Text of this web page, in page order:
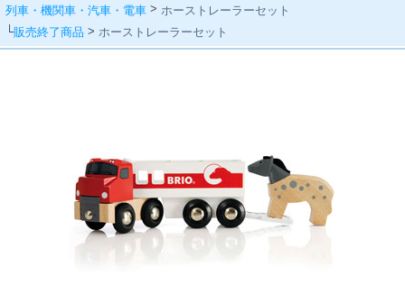
列車・機関車・汽車・電車 > ホーストレーラーセット
└販売終了商品 > ホーストレーラーセット